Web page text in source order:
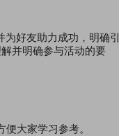
好友助力成功，明确引
并明确参与活动的要
大家学习参考。